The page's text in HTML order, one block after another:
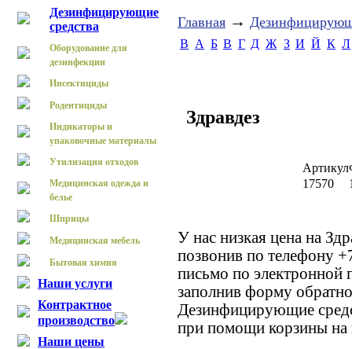
Дезинфицирующие
средства
Оборудование для
дезинфекции
Инсектициды
Родентициды
Индикаторы и
упаковочные материалы
Утилизация отходов
Медицинская одежда и
белье
Шприцы
Медицинская мебель
Бытовая химия
Наши услуги
Контрактное
производство
Наши цены
Главная →
B А Б В Г Д Ж З И Й К Л
Здравдез
Артикул
17570
У нас низкая цена на
позвонив по телефону
письмо по электронной
заполнив форму
Дезинфицирующие
при помощи корзины на